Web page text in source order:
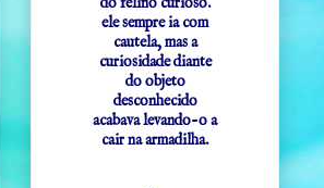
ele sempre ia com
cautela, mas a
curiosidade diante
do objeto
desconhecido
acabava levando-o a
cair na armadilha.